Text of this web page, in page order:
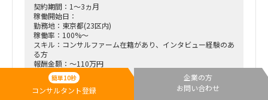
契約期間：1～3ヵ月
稼働開始日：
勤務地：東京都(23区内)
稼働率：100%～
スキル：コンサルファーム在籍があり、インタビュー経験のあ
る方
報酬金額：～110万円
業務内容：■案件概要
□クライアント業態：大手製薬企業
簡単10秒
コンサルタント登録
企業の方
お問い合わせ